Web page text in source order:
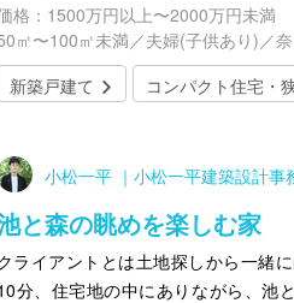
格：1500万円以上〜2000万円未満
㎡〜100㎡未満／夫婦(子供あり)／
新築戸建て
コンパクト住宅・
小松一平 ｜小松一平建築設計事
と森の眺めを楽しむ家
ライアントとは土地探しから一緒
分、住宅地の中にありながら、池